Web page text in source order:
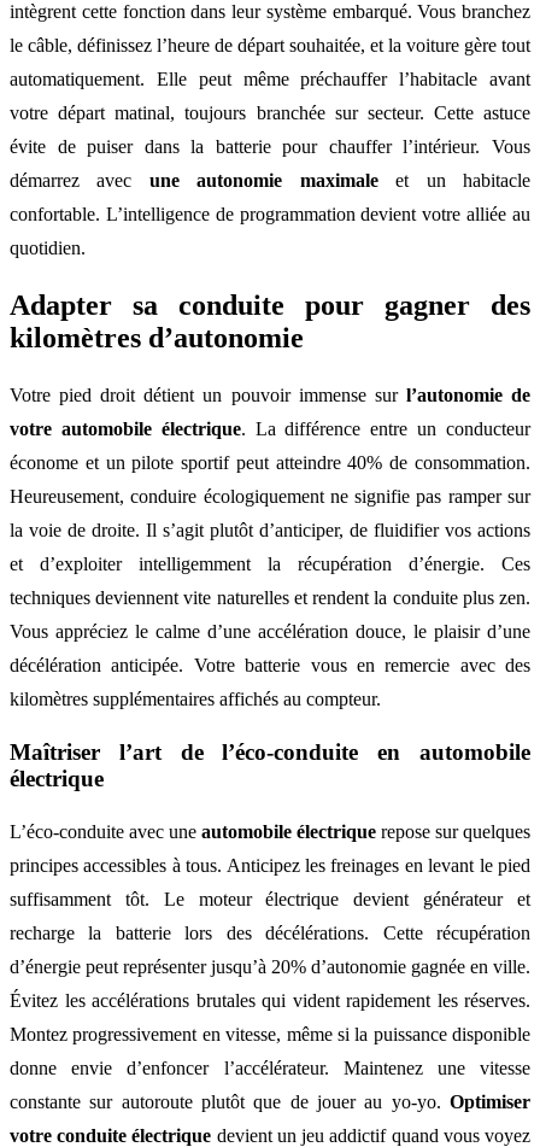
intègrent cette fonction dans leur système embarqué. Vous branchez
le câble, définissez l’heure de départ souhaitée, et la voiture gère tout
automatiquement. Elle peut même préchauffer l’habitacle avant
votre départ matinal, toujours branchée sur secteur. Cette astuce
évite de puiser dans la batterie pour chauffer l’intérieur. Vous
démarrez avec une autonomie maximaleet un habitacle
confortable. L’intelligence de programmation devient votre alliée au
quotidien.
Adapter sa conduite pour gagner des
kilomètres d’autonomie
Votre pied droit détient un pouvoir immense sur l’autonomie de
votre automobile électrique. La différence entre un conducteur
économe et un pilote sportif peut atteindre 40% de consommation.
Heureusement, conduire écologiquement ne signifie pas ramper sur
la voie de droite. Il s’agit plutôt d’anticiper, de fluidifier vos actions
et d’exploiter intelligemment la récupération d’énergie. Ces
techniques deviennent vite naturelles et rendent la conduite plus zen.
Vous appréciez le calme d’une accélération douce, le plaisir d’une
décélération anticipée. Votre batterie vous en remercie avec des
kilomètres supplémentaires affichés au compteur.
Maîtriser l’art de l’éco-conduite en automobile
électrique
L’éco-conduite avec une automobile électrique repose sur quelques
principes accessibles à tous. Anticipez les freinages en levant le pied
suffisamment tôt. Le moteur électrique devient générateur et
recharge la batterie lors des décélérations. Cette récupération
d’énergie peut représenter jusqu’à 20% d’autonomie gagnée en ville.
Évitez les accélérations brutales qui vident rapidement les réserves.
Montez progressivement en vitesse, même si la puissance disponible
donne envie d’enfoncer l’accélérateur. Maintenez une vitesse
constante sur autoroute plutôt que de jouer au yo-yo. Optimiser
votre conduite électrique devient un jeu addictif quand vous voyez